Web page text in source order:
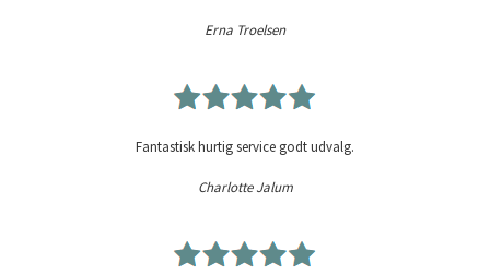
Erna Troelsen
Fantastisk hurtig service godt udvalg.
Charlotte Jalum